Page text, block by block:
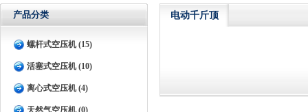
产品分类
螺杆式空压机 (15)
活塞式空压机 (10)
离心式空压机 (4)
天然气空压机 (0)
电动千斤顶